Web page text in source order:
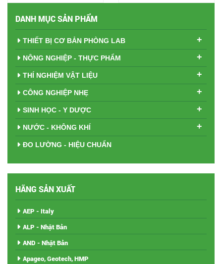
DANH MỤC SẢN PHẨM
THIẾT BỊ CƠ BẢN PHÒNG LAB +
NÔNG NGHIỆP - THỰC PHẨM +
THÍ NGHIỆM VẬT LIỆU +
CÔNG NGHIỆP NHẸ +
SINH HỌC - Y DƯỢC +
NƯỚC - KHÔNG KHÍ +
ĐO LƯỜNG - HIỆU CHUẨN
HÃNG SẢN XUẤT
AEP - Italy
ALP - Nhật Bản
AND - Nhật Bản
Apageo, Geotech, HMP